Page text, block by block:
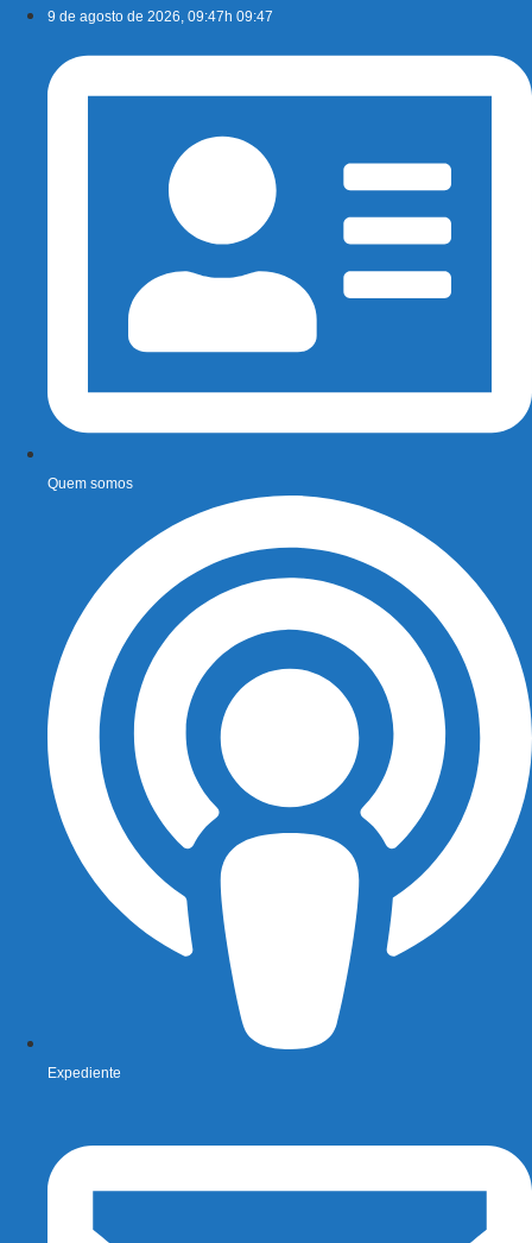
conteúdo
9 de agosto de 2026, 09:47h 09:47
Quem somos
Expediente